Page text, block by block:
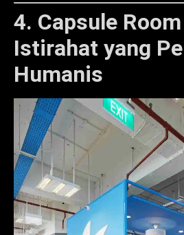
4. Capsule
Istirahat yang
Humanis